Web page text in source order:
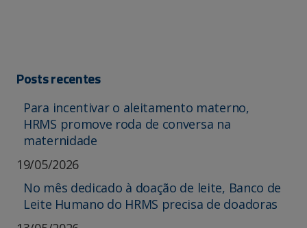
Posts recentes
Para incentivar o aleitamento materno,
HRMS promove roda de conversa na
maternidade
19/05/2026
No mês dedicado à doação de leite, Banco de
Leite Humano do HRMS precisa de doadoras